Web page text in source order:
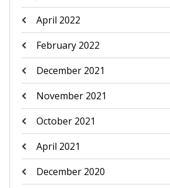
April 2022
February 2022
December 2021
November 2021
October 2021
April 2021
December 2020